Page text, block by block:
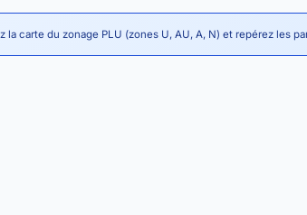
la carte du zonage PLU (zones U, AU, A, N) et repérez les